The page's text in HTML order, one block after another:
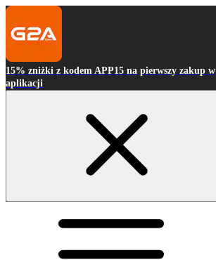
15% zniżki z kodem APP15 na pierwszy zakup w
aplikacji